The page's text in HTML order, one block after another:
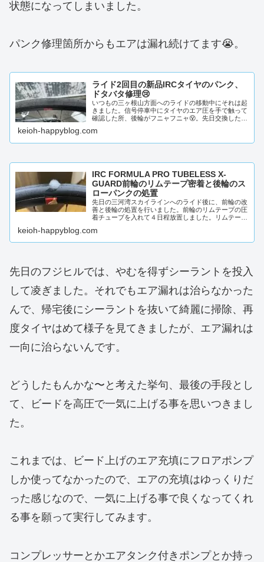
状態になってしまいました。
パンク修理箇所からもエアは漏れ続けてます😭。
ライド2回目の新品IRCタイヤのパンク、
ドタバタ修理😢
いつもの三ヶ根山方面へのライドの移動中にそれは起
きました。信号停車中にタイヤのエア圧を手で触って
確認した所、後輪がフニャフニャ😵。先日交換したば
keioh-happyblog.com
IRC FORMULA PRO TUBELESS X-
GUARD前輪のリムテープ密着と後輪のス
ローパンクの処置
先日の三河湾スカイラインへのライド後に、前輪の改
善と後輪の処置を行いました。前輪のリムテープの圧
着チューブを入れて４日程放置しました。リムテープ
😃。チュ...
keioh-happyblog.com
先日のフジヒルでは、やむを得ずシーラントを投入
して凌ぎました。それでもエア漏れは治らなかった
んで、帰宅後にシーラントを抜いて綺麗に掃除、再
度タイヤはめて様子を見てきましたが、エア漏れは
一向に治らないんです。
どうしたもんかな〜と考えた挙句、最後の手段とし
て、ビードを高圧で一気に上げる事を思いつきまし
た。
これまでは、ビード上げのエア充填にフロアポンプ
しか使ってなかったので、エアの充填はゆっくりだ
った感じなので、一気に上げる事で良くなってくれ
る事を願って実行してみます。
コンプレッサーとかエアタンク付きポンプとか持っ